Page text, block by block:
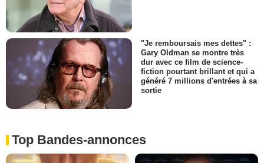
"Je remboursais mes dettes" :
Gary Oldman se montre très
dur avec ce film de science-
fiction pourtant brillant et qui a
généré 7 millions d'entrées à sa
sortie
Top Bandes-annonces